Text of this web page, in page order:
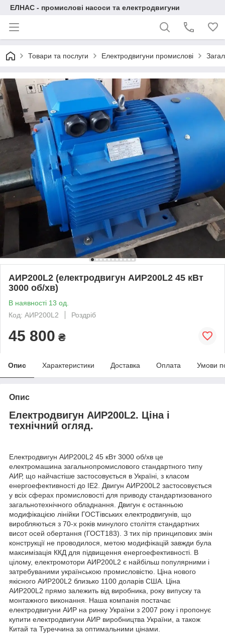
ЕЛНАС - промислові насоси та електродвигуни
Товари та послуги Електродвигуни промислові
АИР200L2 (електродвигун АИР200L2 45 кВт
3000 об/хв)
В наявності 13 од.
Код: АИР200L2
Роздріб
45 800 ₴
Опис Характеристики Доставка Оплата Умови
Опис
Електродвигун АИР200L2. Ціна і
технічний огляд.
Електродвигун АИР200L2 45 кВт 3000 об/хв це
електромашина загальнопромислового стандартного типу
АИР, що найчастіше застосовується в Україні, з класом
енергоефективності до IE2. Двигун АИР200L2 застосовується
у всіх сферах промисловості для приводу стандартизованого
загальнотехнічного обладнання. Двигун є останньою
модифікацією лінійки ГОСТівських електродвигунів, що
виробляються з 70-х років минулого століття стандартних
висот осей обертання (ГОСТ183). З тих пір принципових змін
конструкції не проводилося, метою модифікацій завжди була
максимізація ККД для підвищення енергоефективності. В
цілому, електромотори АИР200L2 є найбільш популярними і
затребуваними українською промисловістю. Ціна нового
якісного АИР200L2 близько 1100 доларів США. Ціна
АИР200L2 прямо залежить від виробника, року випуску та
монтажного виконання. Наша компанія постачає
електродвигуни АИР на ринку України з 2007 року і пропонує
купити електродвигуни АИР виробництва України, а також
Китай та Туреччина за оптимальними цінами.